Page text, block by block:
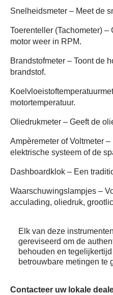
Snelheidsmeter – Meet de
Toerenteller (Tachometer) –
motor weer in RPM.
Brandstofmeter – Toont de
brandstof.
motortemperatuur.
Oliedrukmeter – Geeft de
Ampèremeter of Voltmeter –
elektrische systeem of de
Dashboardklok – Een
Waarschuwingslampjes –
acculading, oliedruk,
Elk van deze
gereviseerd om de
behouden en
betrouwbare metingen te
Contacteer uw lokale